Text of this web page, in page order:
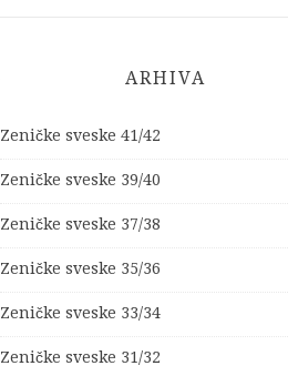
ARHIVA
Zeničke sveske 41/42
Zeničke sveske 39/40
Zeničke sveske 37/38
Zeničke sveske 35/36
Zeničke sveske 33/34
Zeničke sveske 31/32